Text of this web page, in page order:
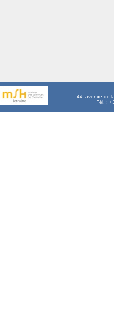
44, avenue de
Tél. :